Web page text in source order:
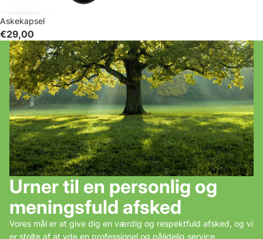
Askekapsel
€29,00
Urner til en personlig og
meningsfuld afsked
Vores mål er at give dig en værdig og respektfuld afsked, og vi
er stolte af at yde en professionel og pålidelig service.